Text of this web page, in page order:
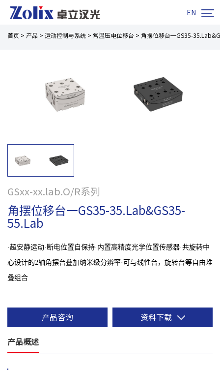
EN 
首页 > 产品 > 运动控制与系统 > 常温压电位移台 > 角摆位移台一GS35-
GSxx-xx.lab.O/R系列
角摆位移台一GS35-35.Lab&GS35-
55.Lab
·超安静运动·断电位置自保持·内置高精度光学位置传感器·共旋转中
心设计的2轴角摆台叠加纳米级分辨率·可与线性台，旋转台等自由堆
叠组合
产品咨询 资料下载
产品概述